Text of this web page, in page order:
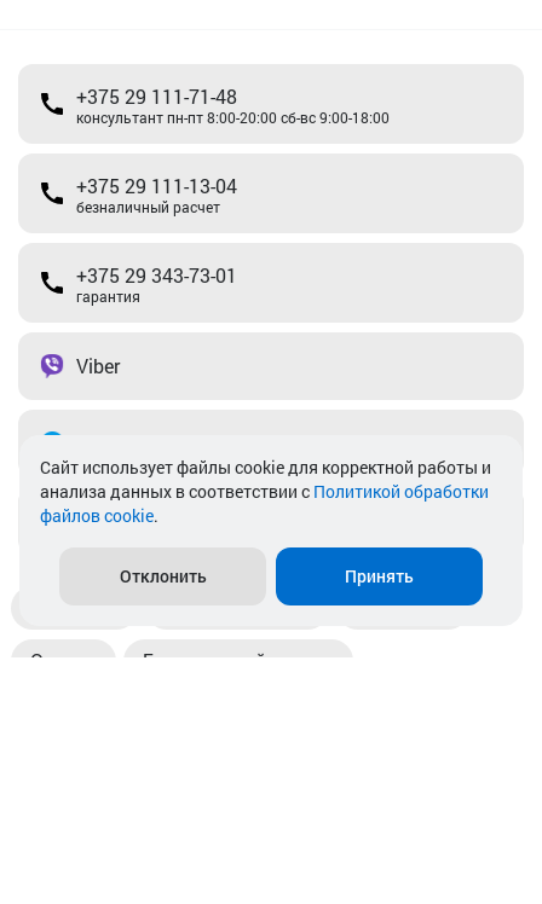
+375 29 111-71-48
консультант пн-пт 8:00-20:00 сб-вс 9:00-18:00
+375 29 111-13-04
безналичный расчет
+375 29 343-73-01
гарантия
Viber
info@akkamulik.by
Пункты выдачи Магазины
Оплата Безналичный расчет
Cайт использует файлы cookie для корректной работы и
анализа данных в соответствии с Политикой обработки
файлов cookie.
Отклонить Принять